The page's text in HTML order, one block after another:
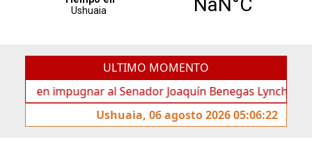
ULTIMO MOMENTO
impugnar al Senador Joaquín Benegas Lynch por
Ushuaia, 06 agosto 2026 05:06:22